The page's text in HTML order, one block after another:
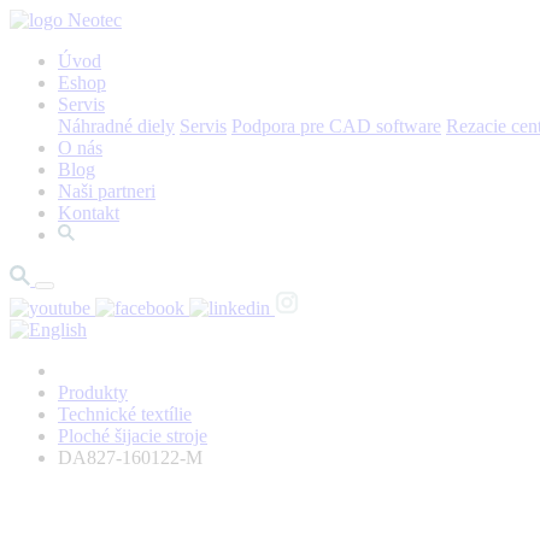
Úvod
Eshop
Servis
Náhradné diely Servis Podpora pre CAD software Rezacie
O nás
Blog
Naši partneri
Kontakt
Produkty
Technické textílie
Ploché šijacie stroje
DA827-160122-M